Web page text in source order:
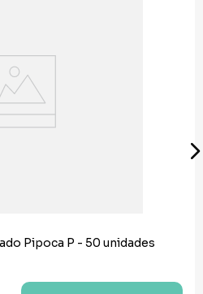
Pipoca P - 50 unidades